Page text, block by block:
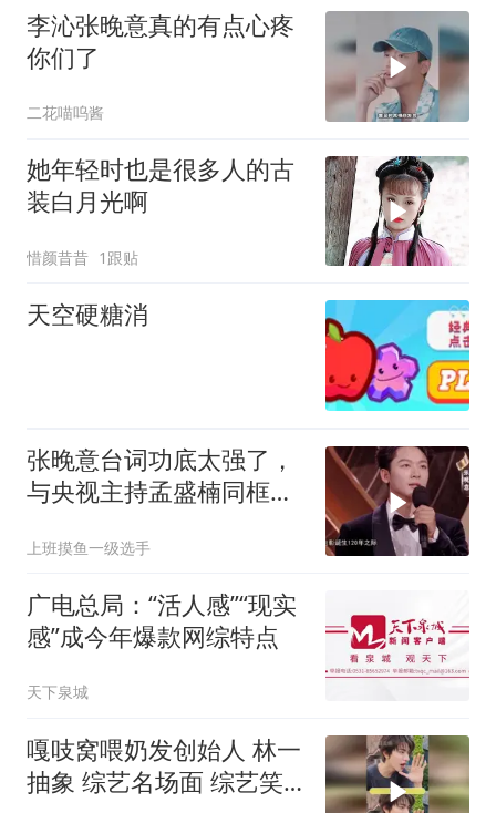
去感受，去爱，去受伤害
李沁张晚意真的有点心疼
你们了
二花喵呜酱
她年轻时也是很多人的古
装白月光啊
惜颜昔昔 1跟贴
天空硬糖消
张晚意台词功底太强了，
与央视主持孟盛楠同框，
上班摸鱼一级选手
广电总局：“活人感”“现实
感”成今年爆款网综特点
天下泉城
嘎吱窝喂奶发创始人 林一
抽象 综艺名场面 综艺笑